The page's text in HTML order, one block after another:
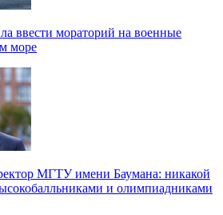
ввести мораторий на военные
море
МГТУ имени Баумана: никакой
и олимпиадниками